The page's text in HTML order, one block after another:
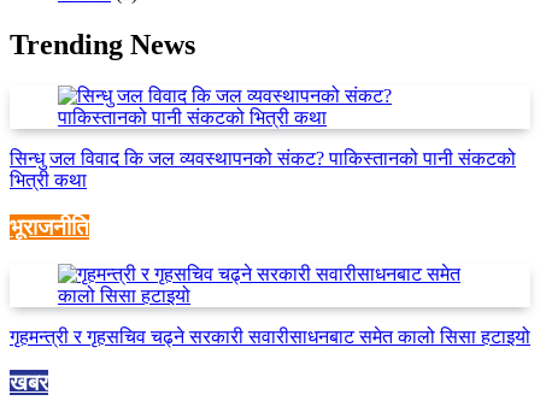
Trending News
सिन्धु जल विवाद कि जल व्यवस्थापनको संकट? पाकिस्तानको पानी संकटको
भित्री कथा
भूराजनीति
गृहमन्त्री र गृहसचिव चढ्ने सरकारी सवारीसाधनबाट समेत कालो सिसा हटाइयो
खबर